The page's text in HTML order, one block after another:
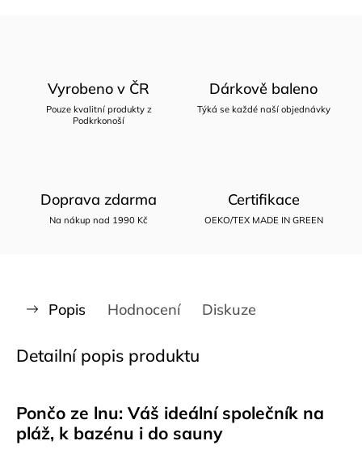
Vyrobeno v ČR
Pouze kvalitní produkty z
Podkrkonoší
Dárkově baleno
Týká se každé naší objednávky
Doprava zdarma
Na nákup nad 1990 Kč
Certifikace
OEKO/TEX MADE IN GREEN
Popis Hodnocení Diskuze
Detailní popis produktu
Pončo ze lnu: Váš ideální společník na
pláž, k bazénu i do sauny